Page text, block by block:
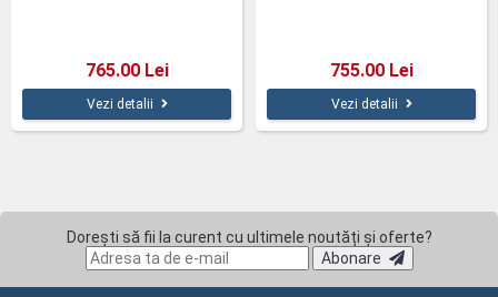
765.00 Lei
Vezi detalii
755.00 Lei
Vezi detalii
Dorești să fii la curent cu ultimele noutăți și oferte?
Abonare